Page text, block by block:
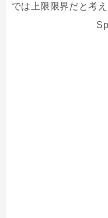
では上限限界だと考